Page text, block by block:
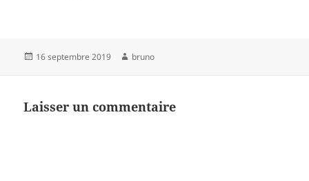
Publié
16 septembre 2019 Auteur
bruno
Laisser un commentaire